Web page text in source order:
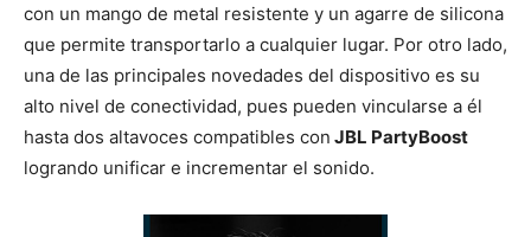
con un mango de metal resistente y un agarre de silicona
que permite transportarlo a cualquier lugar. Por otro lado,
una de las principales novedades del dispositivo es su
alto nivel de conectividad, pues pueden vincularse a él
hasta dos altavoces compatibles con JBL PartyBoost
logrando unificar e incrementar el sonido.